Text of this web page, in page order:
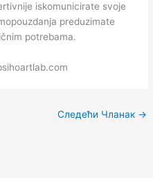
iskomunicirate svoje
preduzimate
potrebama.
Следећи Чланак →